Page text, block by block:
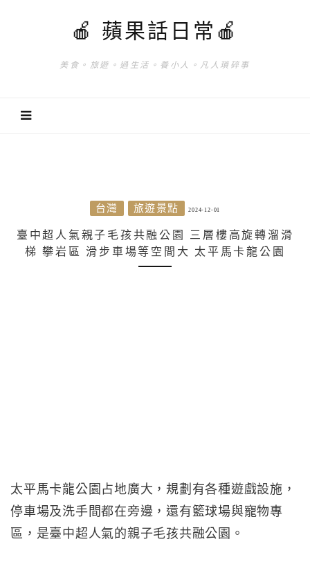
🍎 蘋果話日常🍎
美食。旅遊。過生活。養小人。凡人瑣碎事
台灣 旅遊景點 2024-12-01
臺中超人氣親子毛孩共融公園 三層樓高旋轉溜滑
梯 攀岩區 滑步車場等空間大 太平馬卡龍公園
太平馬卡龍公園占地廣大，規劃有各種遊戲設施，
停車場及洗手間都在旁邊，還有籃球場與寵物專
區，是臺中超人氣的親子毛孩共融公園。